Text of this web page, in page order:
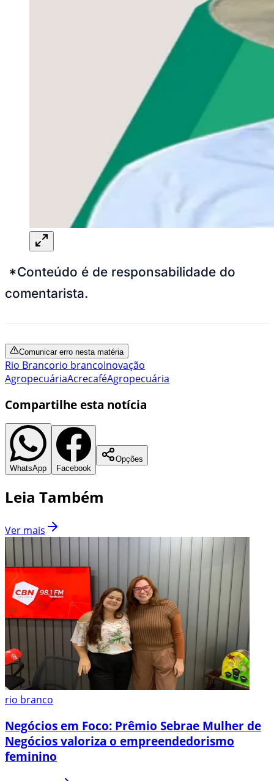
*Conteúdo é de responsabilidade do
comentarista.
Comunicar erro nesta matéria
Rio Brancorio brancoInovação
AgropecuáriaAcrecaféAgropecuária
Compartilhe esta notícia
WhatsApp Facebook
Opções
Leia Também
Ver mais
rio branco
Negócios em Foco: Prêmio Sebrae Mulher de
Negócios valoriza o empreendedorismo
feminino